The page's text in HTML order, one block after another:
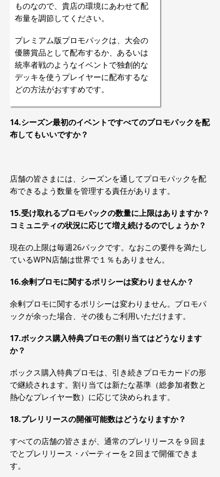
ものなので、貴店の環境にあわせて配
布量を調節してください。
プレミアム版プロモパックは、大会の
優勝賞品として配布するか、あるいは
統率者戦のようなイベントで独創的な
デッキを使うプレイヤーに配布するな
どの方法がおすすめです。
14.シーズン最初のイベントですべてのプロモパックを配
布してもいいですか？
店舗の皆さまには、シーズンを通してプロモパックを配
布できるよう数量を管理する責任があります。
15.受け取れるプロモパックの数量に上限はありますか？
コミュニティの状況に応じて増え続けるのでしょうか？
現在の上限は毎週26パックです。なおこの要件を満たし
ているWPN店舗は世界で１％もありません。
16.余剰プロモに関するポリシーは変わりませんか？
余剰プロモに関するポリシーは変わりません。プロモパ
ックが余った場合、その後もご利用いただけます。
17.ボックス購入特典プロモの割り当てはどうなります
か？
ボックス購入特典プロモは、引き続きプロモカードの形
で継続されます。割り当ては新たな基準（総参加者数と
熱心なプレイヤー数）に応じて決められます。
18.プレリリースの開催可能数はどうなりますか？
すべての店舗の皆さまが、通常のプレリリースを９回ま
でとプレリリース・パーティーを２回まで開催できま
す。